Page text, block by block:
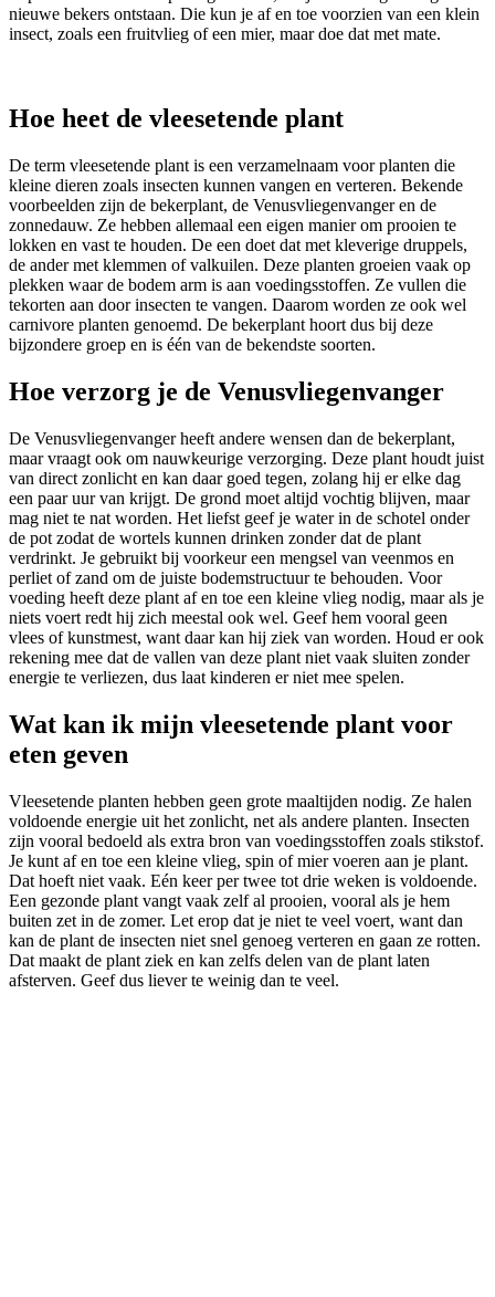
nieuwe bekers ontstaan. Die kun je af en toe voorzien van een klein
insect, zoals een fruitvlieg of een mier, maar doe dat met mate.
Hoe heet de vleesetende plant
De term vleesetende plant is een verzamelnaam voor planten die
kleine dieren zoals insecten kunnen vangen en verteren. Bekende
voorbeelden zijn de bekerplant, de Venusvliegenvanger en de
zonnedauw. Ze hebben allemaal een eigen manier om prooien te
lokken en vast te houden. De een doet dat met kleverige druppels,
de ander met klemmen of valkuilen. Deze planten groeien vaak op
plekken waar de bodem arm is aan voedingsstoffen. Ze vullen die
tekorten aan door insecten te vangen. Daarom worden ze ook wel
carnivore planten genoemd. De bekerplant hoort dus bij deze
bijzondere groep en is één van de bekendste soorten.
Hoe verzorg je de Venusvliegenvanger
De Venusvliegenvanger heeft andere wensen dan de bekerplant,
maar vraagt ook om nauwkeurige verzorging. Deze plant houdt juist
van direct zonlicht en kan daar goed tegen, zolang hij er elke dag
een paar uur van krijgt. De grond moet altijd vochtig blijven, maar
mag niet te nat worden. Het liefst geef je water in de schotel onder
de pot zodat de wortels kunnen drinken zonder dat de plant
verdrinkt. Je gebruikt bij voorkeur een mengsel van veenmos en
perliet of zand om de juiste bodemstructuur te behouden. Voor
voeding heeft deze plant af en toe een kleine vlieg nodig, maar als je
niets voert redt hij zich meestal ook wel. Geef hem vooral geen
vlees of kunstmest, want daar kan hij ziek van worden. Houd er ook
rekening mee dat de vallen van deze plant niet vaak sluiten zonder
energie te verliezen, dus laat kinderen er niet mee spelen.
Wat kan ik mijn vleesetende plant voor
eten geven
Vleesetende planten hebben geen grote maaltijden nodig. Ze halen
voldoende energie uit het zonlicht, net als andere planten. Insecten
zijn vooral bedoeld als extra bron van voedingsstoffen zoals stikstof.
Je kunt af en toe een kleine vlieg, spin of mier voeren aan je plant.
Dat hoeft niet vaak. Eén keer per twee tot drie weken is voldoende.
Een gezonde plant vangt vaak zelf al prooien, vooral als je hem
buiten zet in de zomer. Let erop dat je niet te veel voert, want dan
kan de plant de insecten niet snel genoeg verteren en gaan ze rotten.
Dat maakt de plant ziek en kan zelfs delen van de plant laten
afsterven. Geef dus liever te weinig dan te veel.